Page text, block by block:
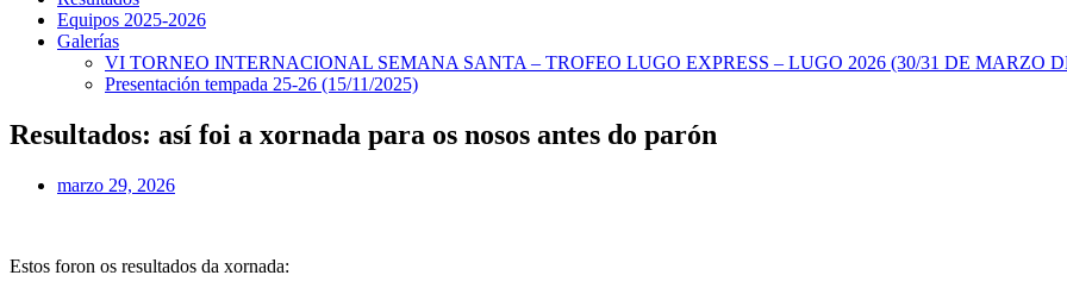
Equipos 2025-2026
Galerías
VI TORNEO INTERNACIONAL SEMANA SANTA – TROFEO LUGO EXPRESS – LUGO 2026 (30/31 DE MARZO
Presentación tempada 25-26 (15/11/2025)
Resultados: así foi a xornada para os nosos antes do parón
marzo 29, 2026
Estos foron os resultados da xornada: